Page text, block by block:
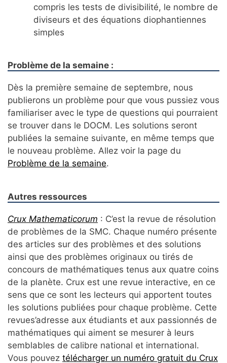
compris les tests de divisibilité, le nombre de
diviseurs et des équations diophantiennes
simples
Problème de la semaine :
Dès la première semaine de septembre, nous
publierons un problème pour que vous pussiez vous
familiariser avec le type de questions qui pourraient
se trouver dans le DOCM. Les solutions seront
publiées la semaine suivante, en même temps que
le nouveau problème. Allez voir la page du
Problème de la semaine.
Autres ressources
Crux Mathematicorum : C’est la revue de résolution
de problèmes de la SMC. Chaque numéro présente
des articles sur des problèmes et des solutions
ainsi que des problèmes originaux ou tirés de
concours de mathématiques tenus aux quatre coins
de la planète. Crux est une revue interactive, en ce
sens que ce sont les lecteurs qui apportent toutes
les solutions publiées pour chaque problème. Cette
revues’adresse aux étudiants et aux passionnés de
mathématiques qui aiment se mesurer à leurs
semblables de calibre national et international.
Vous pouvez télécharger un numéro gratuit du Crux